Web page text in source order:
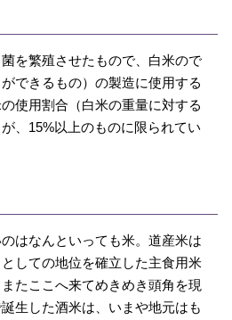
を繁殖させたもので、白米ので
できるもの）の製造に使用する
使用割合（白米の重量に対する
、15%以上のものに限られてい
はなんといっても米。道産米は
しての地位を確立した主食用米
たここへ来てめきめき頭角を現
生した酒米は、いまや地元はも